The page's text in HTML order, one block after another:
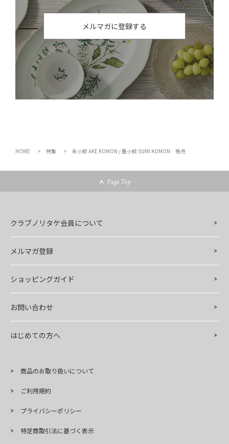
メルマガに登録する
HOME 特集 朱小紋 AKE KOMON / 墨小紋 SUMI KOMON 発売
Page Top
クラブノリタケ会員について
メルマガ登録
ショッピングガイド
お問い合わせ
はじめての方へ
商品のお取り扱いについて
ご利用規約
プライバシーポリシー
特定商取引法に基づく表示